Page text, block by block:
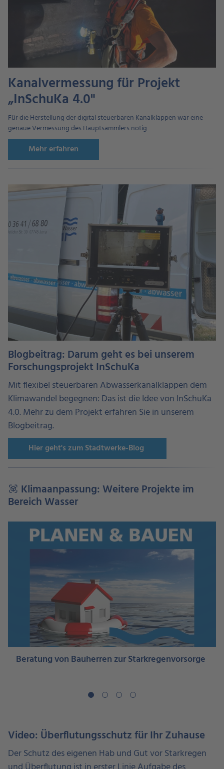
Kanalvermessung für Projekt
„InSchuKa 4.0"
Für die Herstellung der digital steuerbaren Kanalklappen war eine
genaue Vermessung des Hauptsammlers nötig
Mehr erfahren
Blogbeitrag: Darum geht es bei unserem
Forschungsprojekt InSchuKa
Mit flexibel steuerbaren Abwasserkanalklappen dem
Klimawandel begegnen: Das ist die Idee von InSchuKa
4.0. Mehr zu dem Projekt erfahren Sie in unserem
Blogbeitrag.
Hier geht's zum Stadtwerke-Blog
Klimaanpassung: Weitere Projekte im
Bereich Wasser
Beratung von Bauherren zur Starkregenvorsorge
Video: Überflutungsschutz für Ihr Zuhause
Der Schutz des eigenen Hab und Gut vor Starkregen